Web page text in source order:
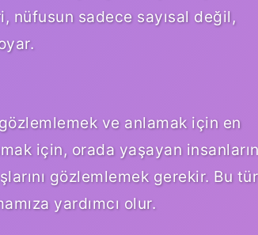
nüfusun sadece sayısal değil,
ve anlamak için en
için, orada yaşayan
gözlemlemek gerekir. Bu tür
yardımcı olur.